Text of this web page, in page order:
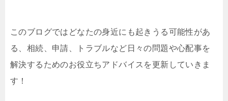
このブログではどなたの身近にも起きうる可能性があ
る、相続、申請、トラブルなど日々の問題や心配事を
解決するためのお役立ちアドバイスを更新していきま
す！